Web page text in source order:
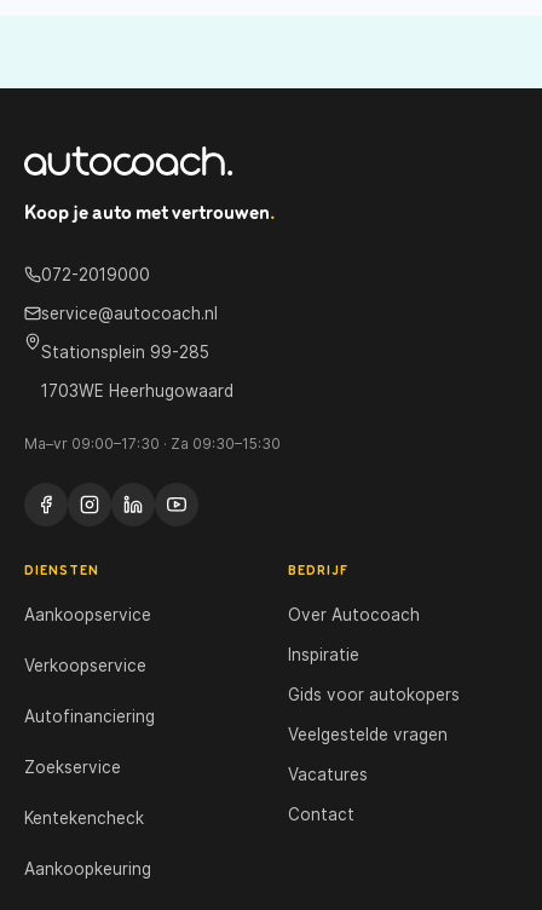
Koop je auto met vertrouwen.
072-2019000
service@autocoach.nl
Stationsplein 99-285
1703WE Heerhugowaard
Ma–vr 09:00–17:30 · Za 09:30–15:30
DIENSTEN
Aankoopservice
Verkoopservice
Autofinanciering
Zoekservice
Kentekencheck
Aankoopkeuring
BEDRIJF
Over Autocoach
Inspiratie
Gids voor autokopers
Veelgestelde vragen
Vacatures
Contact